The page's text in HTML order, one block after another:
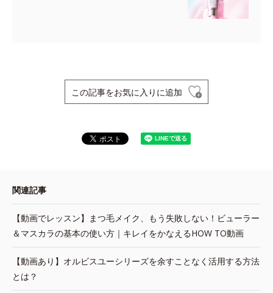
この記事をお気に入りに追加
関連記事
【動画でレッスン】まつ毛メイク、もう失敗しない！ビューラー
＆マスカラの基本の使い方｜キレイをかなえるHOW TO動画
【動画あり】オルビスユーシリーズを余すことなく活用する方法
とは？